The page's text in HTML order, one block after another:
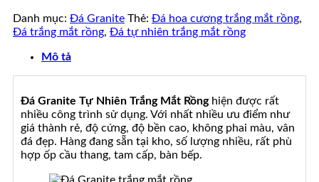
Danh mục: Đá Granite Thẻ: Đá hoa cương trắng mắt rồng,
Đá trắng mắt rồng, Đá tự nhiên trắng mắt rồng
Mô tả
Đá Granite Tự Nhiên Trắng Mắt Rồnghiện được rất
nhiều công trình sử dụng. Với nhất nhiều ưu điểm như
giá thành rẻ, độ cứng, độ bền cao, không phai màu, vân
đá đẹp. Hàng đang sẵn tại kho, số lượng nhiều, rất phù
hợp ốp cầu thang, tam cấp, bàn bếp.